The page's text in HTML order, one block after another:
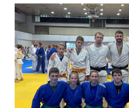
Zobrazit
větší
obrázek